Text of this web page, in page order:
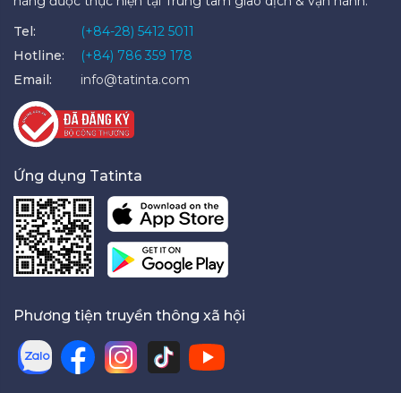
Tel:
(+84-28) 5412 5011
Hotline:
(+84) 786 359 178
Email:
info@tatinta.com
Ứng dụng Tatinta
Phương tiện truyền thông xã hội